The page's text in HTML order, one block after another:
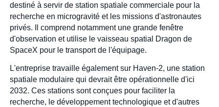
destiné à servir de station spatiale commerciale pour la
recherche en microgravité et les missions d'astronautes
privés. Il comprend notamment une grande fenêtre
d'observation et utilise le vaisseau spatial Dragon de
SpaceX pour le transport de l'équipage.
L'entreprise travaille également sur Haven-2, une station
spatiale modulaire qui devrait être opérationnelle d'ici
2032. Ces stations sont conçues pour faciliter la
recherche, le développement technologique et d'autres